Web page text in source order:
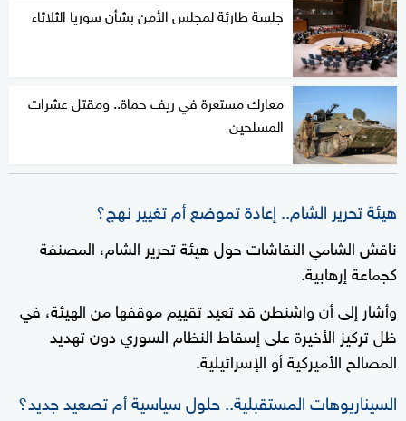
جلسة طارئة لمجلس الأمن بشأن سوريا الثلاثاء
معارك مستعرة في ريف حماة.. ومقتل عشرات
المسلحين
هيئة تحرير الشام.. إعادة تموضع أم تغيير نهج؟
ناقش الشامي النقاشات حول هيئة تحرير الشام، المصنفة
كجماعة إرهابية.
وأشار إلى أن واشنطن قد تعيد تقييم موقفها من الهيئة، في
ظل تركيز الأخيرة على إسقاط النظام السوري دون تهديد
المصالح الأميركية أو الإسرائيلية.
السيناريوهات المستقبلية.. حلول سياسية أم تصعيد جديد؟